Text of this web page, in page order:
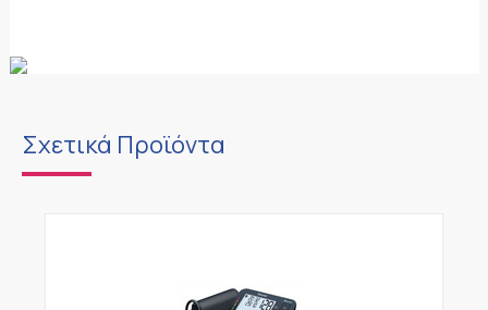
Σχετικά Προϊόντα